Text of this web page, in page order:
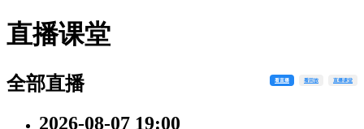
直播课堂
全部直播 看直播 看回放 直播课堂
2026-08-07 19:00